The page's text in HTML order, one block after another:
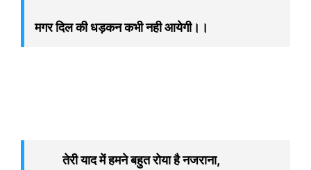
मगर दिल की धड़कन कभी नही आयेगी।।
तेरी याद में हमने बहुत रोया है नजराना,